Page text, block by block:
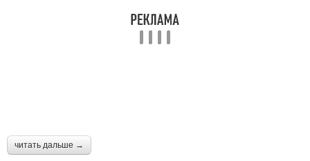
читать дальше →